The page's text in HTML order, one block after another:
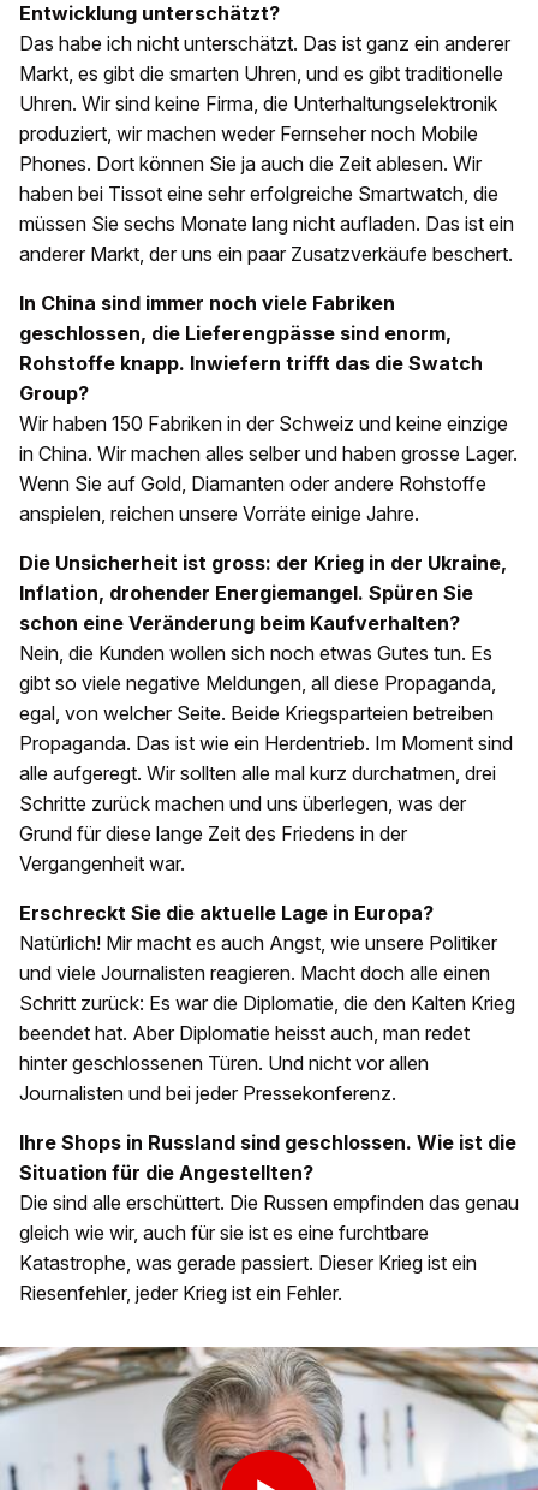
Entwicklung unterschätzt?
Das habe ich nicht unterschätzt. Das ist ganz ein anderer
Markt, es gibt die smarten Uhren, und es gibt traditionelle
Uhren. Wir sind keine Firma, die Unterhaltungselektronik
produziert, wir machen weder Fernseher noch Mobile
Phones. Dort können Sie ja auch die Zeit ablesen. Wir
haben bei Tissot eine sehr erfolgreiche Smartwatch, die
müssen Sie sechs Monate lang nicht aufladen. Das ist ein
anderer Markt, der uns ein paar Zusatzverkäufe beschert.
In China sind immer noch viele Fabriken
geschlossen, die Lieferengpässe sind enorm,
Rohstoffe knapp. Inwiefern trifft das die Swatch
Group?
Wir haben 150 Fabriken in der Schweiz und keine einzige
in China. Wir machen alles selber und haben grosse Lager.
Wenn Sie auf Gold, Diamanten oder andere Rohstoffe
anspielen, reichen unsere Vorräte einige Jahre.
Die Unsicherheit ist gross: der Krieg in der Ukraine,
Inflation, drohender Energiemangel. Spüren Sie
schon eine Veränderung beim Kaufverhalten?
Nein, die Kunden wollen sich noch etwas Gutes tun. Es
gibt so viele negative Meldungen, all diese Propaganda,
egal, von welcher Seite. Beide Kriegsparteien betreiben
Propaganda. Das ist wie ein Herdentrieb. Im Moment sind
alle aufgeregt. Wir sollten alle mal kurz durchatmen, drei
Schritte zurück machen und uns überlegen, was der
Grund für diese lange Zeit des Friedens in der
Vergangenheit war.
Erschreckt Sie die aktuelle Lage in Europa?
Natürlich! Mir macht es auch Angst, wie unsere Politiker
und viele Journalisten reagieren. Macht doch alle einen
Schritt zurück: Es war die Diplomatie, die den Kalten Krieg
beendet hat. Aber Diplomatie heisst auch, man redet
hinter geschlossenen Türen. Und nicht vor allen
Journalisten und bei jeder Pressekonferenz.
Ihre Shops in Russland sind geschlossen. Wie ist die
Situation für die Angestellten?
Die sind alle erschüttert. Die Russen empfinden das genau
gleich wie wir, auch für sie ist es eine furchtbare
Katastrophe, was gerade passiert. Dieser Krieg ist ein
Riesenfehler, jeder Krieg ist ein Fehler.